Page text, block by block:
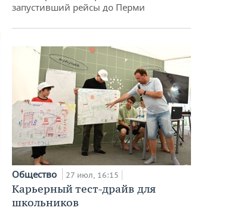
запустивший рейсы до Перми
Общество 27 июл, 16:15
Карьерный тест-драйв для
школьников